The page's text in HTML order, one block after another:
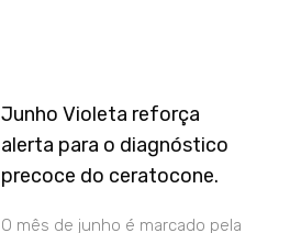
Junho Violeta reforça
alerta para o diagnóstico
precoce do ceratocone.
O mês de junho é marcado pela